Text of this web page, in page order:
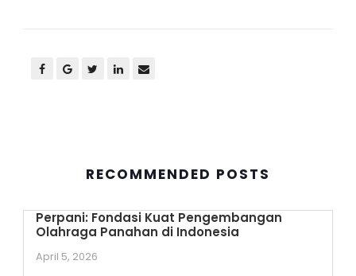
RECOMMENDED POSTS
Perpani: Fondasi Kuat Pengembangan
Olahraga Panahan di Indonesia
April 5, 2026